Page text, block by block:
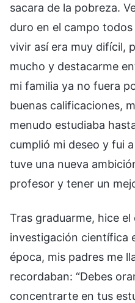
sacara de la pobreza.
duro en el campo
vivir así era muy difícil,
mucho y destacarme
mi familia ya no fuera
buenas calificaciones,
menudo estudiaba
cumplió mi deseo y fui
tuve una nueva
profesor y tener un
Tras graduarme, hice
investigación científica
época, mis padres me
recordaban: “Debes
concentrarte en tus